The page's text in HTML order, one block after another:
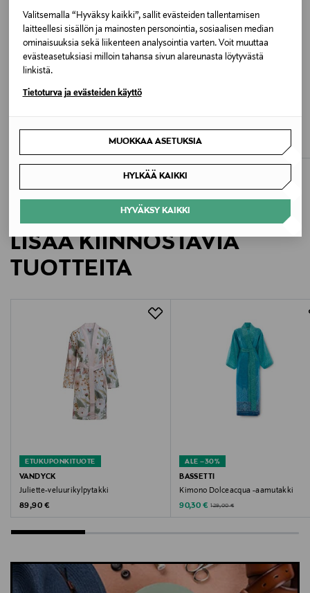
Valitsemalla “Hyväksy kaikki”, sallit evästeiden tallentamisen
laitteellesi sisällön ja mainosten personointia, sosiaalisen median
ominaisuuksia sekä liikenteen analysointia varten. Voit muuttaa
evästeasetuksiasi milloin tahansa sivun alareunasta löytyvästä
linkistä.
Tietoturva ja evästeiden käyttö
MUOKKAA ASETUKSIA
HYLKÄÄ KAIKKI
HYVÄKSY KAIKKI
Valmistusmaa
Ukraina
Valmistajan tuotenumero
Molo A/S
Valmistajan osoite
Rentemestervej 49, 2400 Copenhagen, Denmark
molo@molo.com
t-paita, trikoopaita, paita, lasten paita, Molo
Mio-reppu
NmfDottas t-paita
Discounted Price
4,30 €
LISÄÄ KIINNOSTAVIA
TUOTTEITA
ETUKUPONKITUOTE
VANDYCK
Juliette-veluurikylpytakki
Original Price
89,90 €
ALE –30%
BASSETTI
Kimono Dolceacqua -aamutakki
Discounted Price
90,30 € Original Price
129,00 €